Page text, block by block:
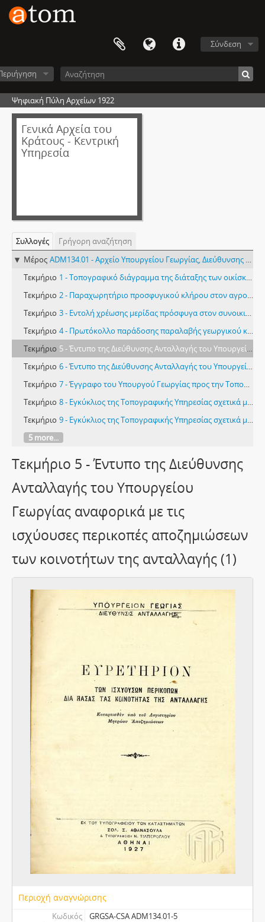
Σύνδεση
Ψηφιακή Πύλη Αρχείων 1922
Γενικά Αρχεία του
Κράτους - Κεντρική
Υπηρεσία
Συλλογές
Γρήγορη αναζήτηση
Μέρος ADM134.01 - Αρχείο Υπουργείου Γεωργίας, Διεύθυνσης Τοπογραφικής Υπηρεσίας
Τεκμήριο 1 - Τοπογραφικό διάγραμμα της διάταξης των οικίσκων του αγροτικού συνοικισμού Χαϊδαρίου
Τεκμήριο 2 - Παραχωρητήριο προσφυγικού κλήρου στον αγροτικό συνοικισμό Χαϊδαρίου
Τεκμήριο 3 - Εντολή χρέωσης μερίδας πρόσφυγα στον συνοικισμό Χαϊδαρίου από την ΕΑΠ
Τεκμήριο 4 - Πρωτόκολλο παράδοσης παραλαβής γεωργικού κλήρου σε πρόσφυγα στις Βουκολιές Χανίων
Τεκμήριο 5 - Έντυπο της Διεύθυνσης Ανταλλαγής του Υπουργείου Γεωργίας αναφορικά με τις ισχύουσες περικοπές αποζημιώσεων των κοινοτήτων της ανταλλαγής (1)
Τεκμήριο 6 - Έντυπο της Διεύθυνσης Ανταλλαγής του Υπουργείου Γεωργίας αναφορικά με τις ισχύουσες περικοπές αποζημιώσεων των κοινοτήτων της ανταλλαγής (2)
Τεκμήριο 7 - Έγγραφο του Υπουργού Γεωργίας προς την Τοπογραφική Υπηρεσία σχετικά με την εγκυρότητα οριστικών διανομών κτημάτων που διενεργήθηκαν από την ΕΑΠ
Τεκμήριο 8 - Εγκύκλιος της Τοπογραφικής Υπηρεσίας σχετικά με την οριστικοποίηση των διανομών της τέως ΕΑΠ (1)
Τεκμήριο 9 - Εγκύκλιος της Τοπογραφικής Υπηρεσίας σχετικά με την οριστικοποίηση των διανομών της τέως ΕΑΠ (2)
5 more...
Τεκμήριο 5 - Έντυπο της Διεύθυνσης
Ανταλλαγής του Υπουργείου
Γεωργίας αναφορικά με τις
ισχύουσες περικοπές αποζημιώσεων
των κοινοτήτων της ανταλλαγής (1)
Περιοχή αναγνώρισης
Κωδικός
GRGSA-CSA ADM134.01-5